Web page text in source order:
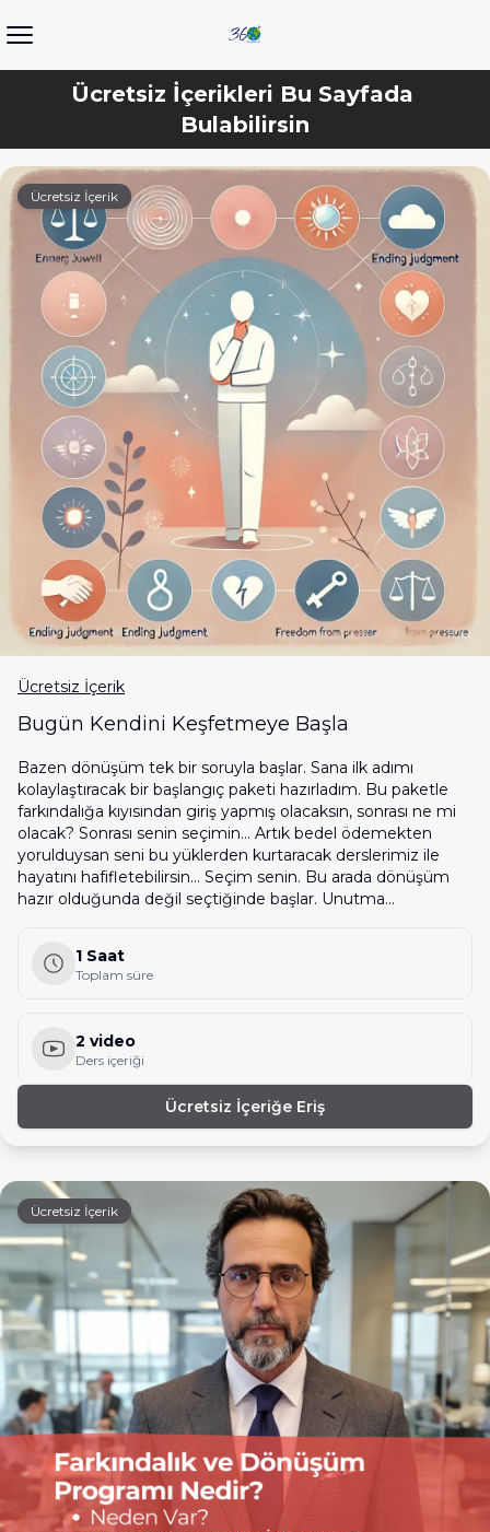
Ücretsiz İçerikleri Bu Sayfada
Bulabilirsin
Ücretsiz İçerik
Ücretsiz İçerik
Bugün Kendini Keşfetmeye Başla
Bazen dönüşüm tek bir soruyla başlar. Sana ilk adımı
kolaylaştıracak bir başlangıç paketi hazırladım. Bu paketle
farkındalığa kıyısından giriş yapmış olacaksın, sonrası ne mi
olacak? Sonrası senin seçimin... Artık bedel ödemekten
yorulduysan seni bu yüklerden kurtaracak derslerimiz ile
hayatını hafifletebilirsin... Seçim senin. Bu arada dönüşüm
hazır olduğunda değil seçtiğinde başlar. Unutma...
1 Saat
Toplam süre
2 video
Ders içeriği
Ücretsiz İçeriğe Eriş
Ücretsiz İçerik